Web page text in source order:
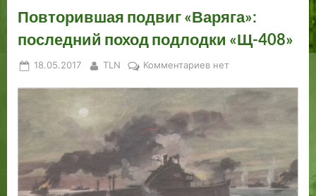
Повторившая подвиг «Варяга»:
последний поход подлодки «Щ-408»
Posted
18.05.2017 By
TLN Комментариевк
Повторившая
подвиг
«Варяга»:
последний
поход
подлодки
«Щ-408»
нет